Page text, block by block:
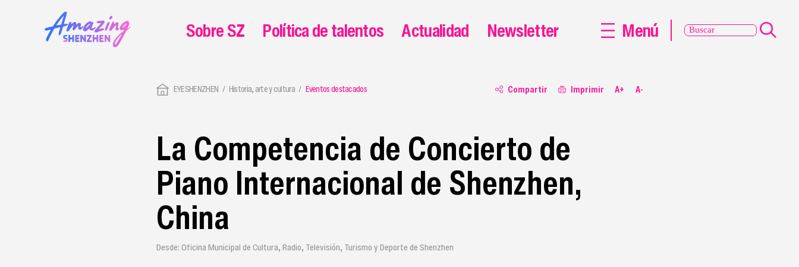
EYESHENZHEN Historia, arte y cultura Eventos destacados Compartir Imprimir A+ A-
La Competencia de Concierto de
Piano Internacional de Shenzhen,
China
Desde: Oficina Municipal de Cultura, Radio, Televisión, Turismo y Deporte de Shenzhen
Sobre SZ Política de talentos Actualidad Newsletter Menú